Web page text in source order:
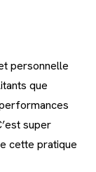
personnelle
que
super
cette pratique